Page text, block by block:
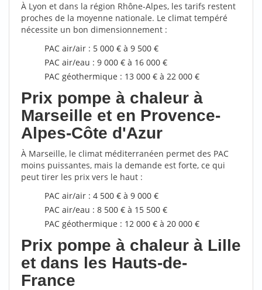
À Lyon et dans la région Rhône-Alpes, les tarifs restent
proches de la moyenne nationale. Le climat tempéré
nécessite un bon dimensionnement :
PAC air/air : 5 000 € à 9 500 €
PAC air/eau : 9 000 € à 16 000 €
PAC géothermique : 13 000 € à 22 000 €
Prix pompe à chaleur à
Marseille et en Provence-
Alpes-Côte d'Azur
À Marseille, le climat méditerranéen permet des PAC
moins puissantes, mais la demande est forte, ce qui
peut tirer les prix vers le haut :
PAC air/air : 4 500 € à 9 000 €
PAC air/eau : 8 500 € à 15 500 €
PAC géothermique : 12 000 € à 20 000 €
Prix pompe à chaleur à Lille
et dans les Hauts-de-
France